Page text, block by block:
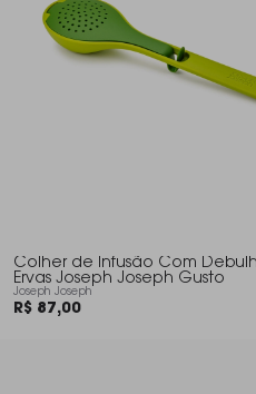
Colher de Infusão Com
Ervas Joseph Joseph Gusto
Joseph Joseph
R$ 87,00